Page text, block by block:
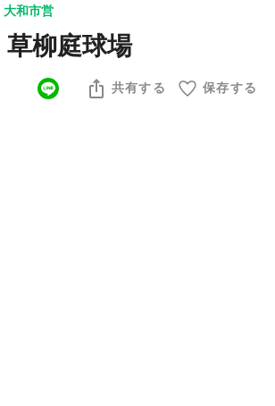
大和市営
草柳庭球場
共有する 保存する